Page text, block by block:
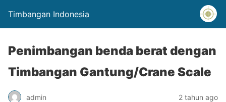
Timbangan Indonesia
Penimbangan benda berat dengan
Timbangan Gantung/Crane Scale
admin 2 tahun ago